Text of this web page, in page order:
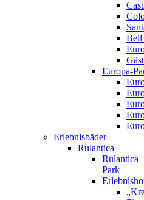
Bell
Europa-
Erlebnisbäder
Rulantica
Rulantica
Park